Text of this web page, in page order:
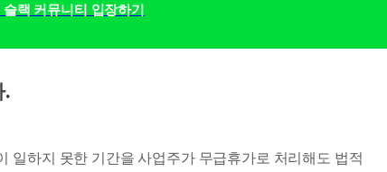
슬랙 커뮤니티 입장하기
.
일하지 못한 기간을 사업주가 무급휴가로 처리해도 법적